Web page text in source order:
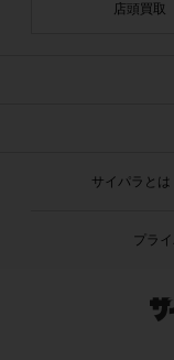
店頭買取
サイパラとは
プラ